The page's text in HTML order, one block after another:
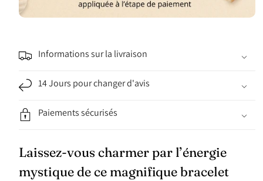
Informations sur la livraison
14 Jours pour changer d'avis
Paiements sécurisés
Laissez-vous charmer par l’énergie
mystique de ce magnifique bracelet